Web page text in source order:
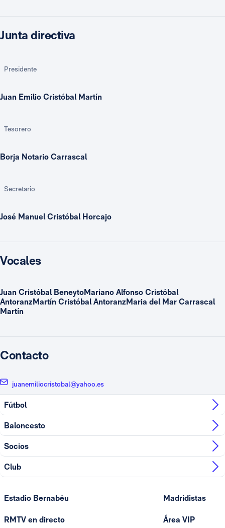
Junta directiva
Presidente
Juan Emilio Cristóbal Martín
Tesorero
Borja Notario Carrascal
Secretario
José Manuel Cristóbal Horcajo
Vocales
Juan Cristóbal BeneytoMariano Alfonso Cristóbal
AntoranzMartín Cristóbal AntoranzMaria del Mar Carrascal
Martín
Contacto
juanemiliocristobal@yahoo.es
Fútbol
Baloncesto
Socios
Club
Estadio Bernabéu
RMTV en directo
Madridistas
Área VIP